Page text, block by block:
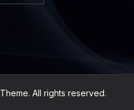
Theme. All rights reserved.